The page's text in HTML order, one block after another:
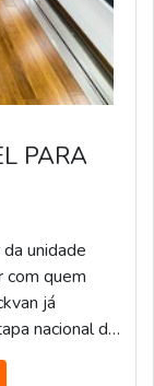
PARA
unidade
com quem
já
nacional da
na